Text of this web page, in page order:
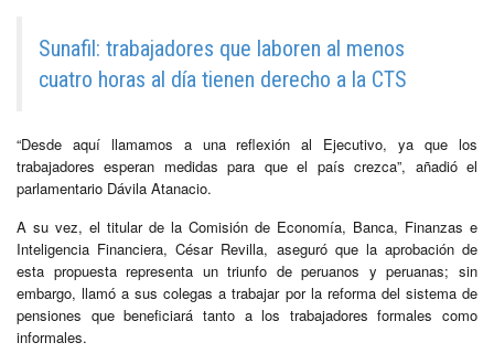
Sunafil: trabajadores que laboren al menos
cuatro horas al día tienen derecho a la CTS
“Desde aquí llamamos a una reflexión al Ejecutivo, ya que los
trabajadores esperan medidas para que el país crezca”, añadió el
parlamentario Dávila Atanacio.
A su vez, el titular de la Comisión de Economía, Banca, Finanzas e
Inteligencia Financiera, César Revilla, aseguró que la aprobación de
esta propuesta representa un triunfo de peruanos y peruanas; sin
embargo, llamó a sus colegas a trabajar por la reforma del sistema de
pensiones que beneficiará tanto a los trabajadores formales como
informales.